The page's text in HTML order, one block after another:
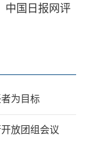
中国日报网评
为目标
放团组会议